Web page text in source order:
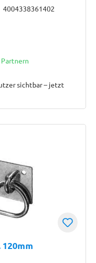
4004338361402
sichtbar – jetzt